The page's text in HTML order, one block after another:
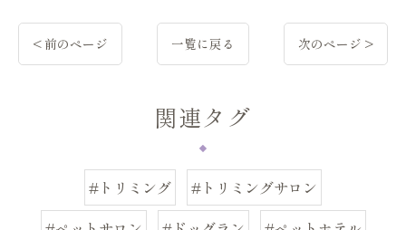
< 前のページ 一覧に戻る 次のページ >
関連タグ
#トリミング
#トリミングサロン